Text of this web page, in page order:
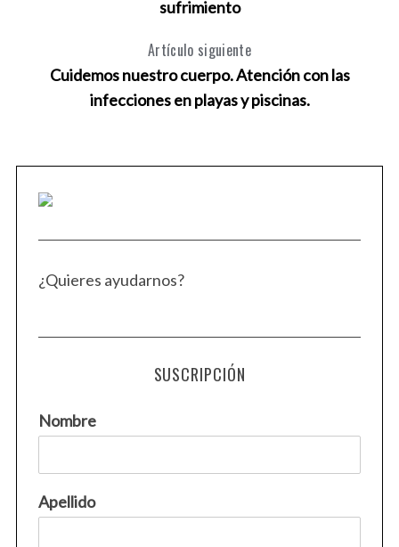
sufrimiento
Artículo siguiente
Cuidemos nuestro cuerpo. Atención con las
infecciones en playas y piscinas.
¿Quieres ayudarnos?
SUSCRIPCIÓN
Nombre
Apellido